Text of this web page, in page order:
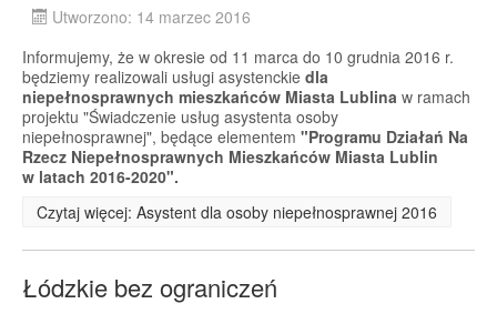
Utworzono: 14 marzec 2016
Informujemy, że w okresie od 11 marca do 10 grudnia 2016 r.
będziemy realizowali usługi asystenckie dla
niepełnosprawnych mieszkańców Miasta Lublina w ramach
projektu "Świadczenie usług asystenta osoby
niepełnosprawnej", będące elementem "Programu Działań Na
Rzecz Niepełnosprawnych Mieszkańców Miasta Lublin
w latach 2016-2020".
Czytaj więcej: Asystent dla osoby niepełnosprawnej 2016
Łódzkie bez ograniczeń